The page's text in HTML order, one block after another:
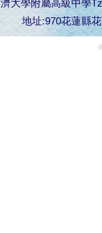
大學附屬高級中學
地址:970花蓮縣